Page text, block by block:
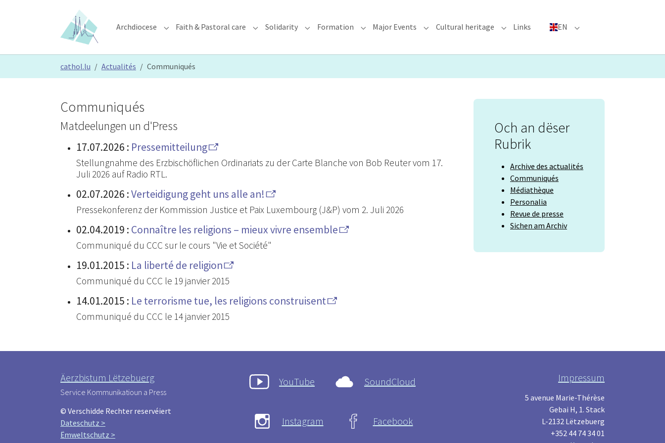
Archdiocese Submenu for "Archdiocese"
Faith & Pastoral care Submenu for "Faith & Pastoral care"
Solidarity Submenu for "Solidarity"
Formation Submenu for "Formation"
Major Events Submenu for "Major Events"
Cultural heritage Submenu for "Cultural heritage"
Links EN Submenu for "EN"
cathol.lu Actualités Communiqués
Communiqués
Matdeelungen un d'Press
17.07.2026 : Pressemitteilung
Stellungnahme des Erzbischöflichen Ordinariats zu der Carte Blanche von Bob Reuter vom 17.
Juli 2026 auf Radio RTL.
02.07.2026 :Verteidigung geht uns alle an!
Pressekonferenz der Kommission Justice et Paix Luxembourg (J&P) vom 2. Juli 2026
02.04.2019 : Connaître les religions – mieux vivre ensemble
Communiqué du CCC sur le cours "Vie et Société"
19.01.2015 : La liberté de religion
Communiqué du CCC le 19 janvier 2015
14.01.2015 : Le terrorisme tue, les religions construisent
Communiqué du CCC le 14 janvier 2015
Och an dëser
Rubrik
Archive des actualités
Communiqués
Médiathèque
Personalia
Revue de presse
Sichen am Archiv
Äerzbistum Lëtzebuerg
Service Kommunikatioun a Press
© Verschidde Rechter reservéiert
Dateschutz >
Ëmweltschutz >
YouTube SoundCloud
Instagram Facebook
Impressum
5 avenue Marie-Thérèse
Gebai H, 1. Stack
L-2132 Lëtzebuerg
+352 44 74 34 01